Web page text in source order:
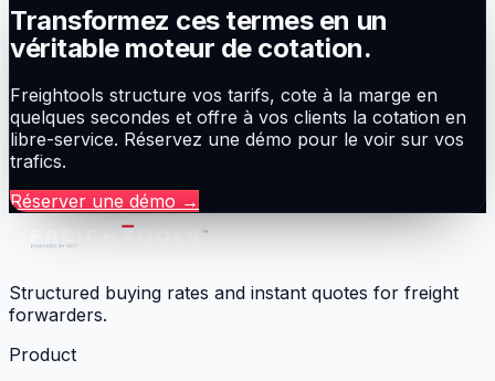
Transformez ces termes en un
véritable moteur de cotation.
Freightools structure vos tarifs, cote à la marge en
quelques secondes et offre à vos clients la cotation en
libre-service. Réservez une démo pour le voir sur vos
trafics.
Réserver une démo →
Structured buying rates and instant quotes for freight
forwarders.
Product